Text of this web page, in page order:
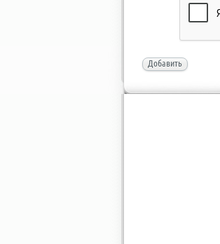
Добавить